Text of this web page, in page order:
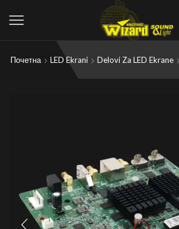
Почетна LED Ekrani Delovi Za LED Ekrane